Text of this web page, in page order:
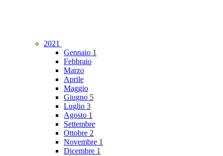
2021
Gennaio 1
Febbraio
Marzo
Aprile
Maggio
Giugno 5
Luglio 3
Agosto 1
Settembre
Ottobre 2
Novembre 1
Dicembre 1